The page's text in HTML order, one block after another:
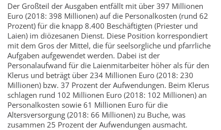
Der Großteil der Ausgaben entfällt mit über 397 Millionen
Euro (2018: 398 Millionen) auf die Personalkosten (rund 62
Prozent) für die knapp 8.400 Beschäftigten (Priester und
Laien) im diözesanen Dienst. Diese Position korrespondiert
mit dem Gros der Mittel, die für seelsorgliche und pfarrliche
Aufgaben aufgewendet werden. Dabei ist der
Personalaufwand für die Laienmitarbeiter höher als für den
Klerus und beträgt über 234 Millionen Euro (2018: 230
Millionen) bzw. 37 Prozent der Aufwendungen. Beim Klerus
schlagen rund 102 Millionen Euro (2018: 102 Millionen) an
Personalkosten sowie 61 Millionen Euro für die
Altersversorgung (2018: 66 Millionen) zu Buche, was
zusammen 25 Prozent der Aufwendungen ausmacht.